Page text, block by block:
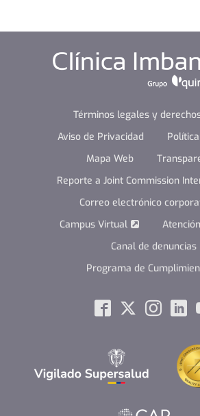
Términos legales y
Aviso de Privacidad
Mapa Web
Reporte a Joint Commission
Correo electrónico
Campus Virtual
Canal de denuncias
Programa de